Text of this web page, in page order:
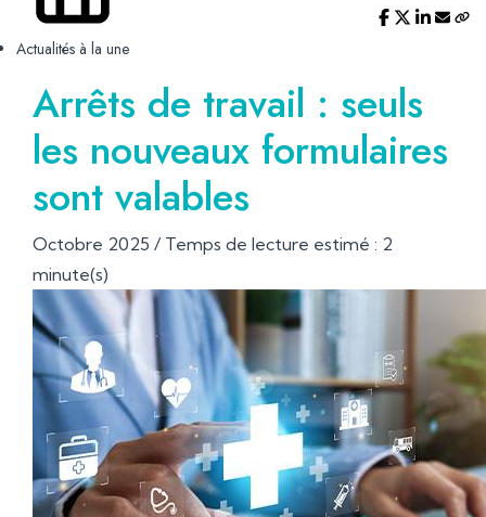
Actualités à la une
Arrêts de travail : seuls
les nouveaux formulaires
sont valables
Octobre 2025 / Temps de lecture estimé : 2
minute(s)